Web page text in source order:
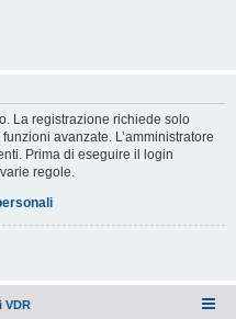
La registrazione richiede solo
avanzate. L’amministratore
Prima di eseguire il login
regole.
VDR